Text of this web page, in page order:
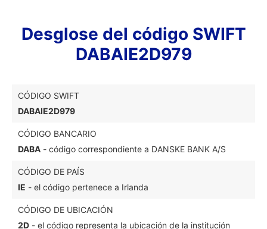
Desglose del código SWIFT
DABAIE2D979
CÓDIGO SWIFT
DABAIE2D979
CÓDIGO BANCARIO
DABA - código correspondiente a DANSKE BANK A/S
CÓDIGO DE PAÍS
IE - el código pertenece a Irlanda
CÓDIGO DE UBICACIÓN
2D - el código representa la ubicación de la institución